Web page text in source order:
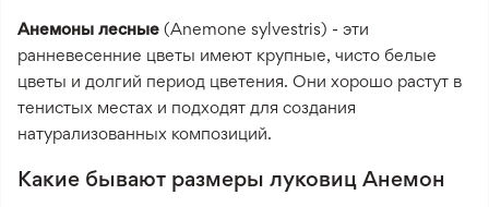
Анемоны лесные (Anemone sylvestris) - эти
ранневесенние цветы имеют крупные, чисто белые
цветы и долгий период цветения. Они хорошо растут в
тенистых местах и подходят для создания
натурализованных композиций.
Какие бывают размеры луковиц Анемон